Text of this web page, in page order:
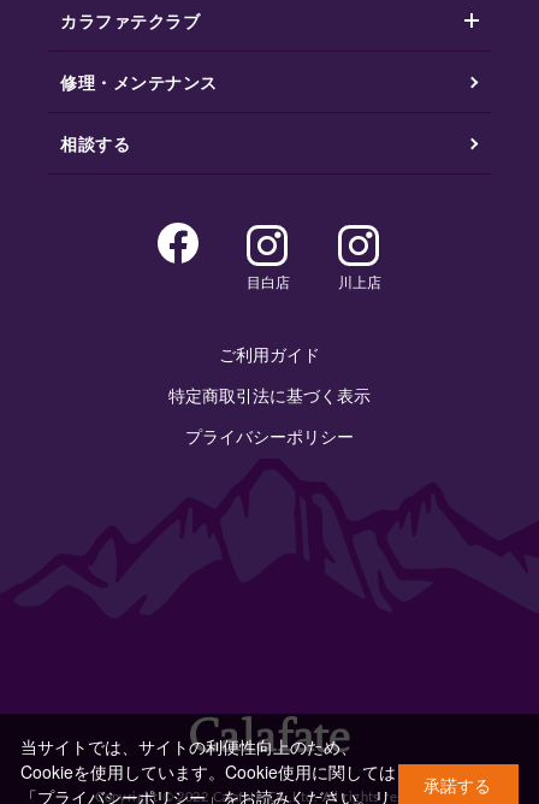
カラファテクラブ
修理・メンテナンス
相談する
目白店 川上店
ご利用ガイド
特定商取引法に基づく表示
プライバシーポリシー
Copyright © 2022 Calafate Co.,Ltd. All rights reserved.
当サイトでは、サイトの利便性向上のため、
Cookieを使用しています。Cookie使用に関しては
「プライバシーポリシー」をお読みください。リ
承諾する